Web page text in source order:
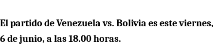
El partido de Venezuela vs. Bolivia es este viernes,
6 de junio, a las 18.00 horas.